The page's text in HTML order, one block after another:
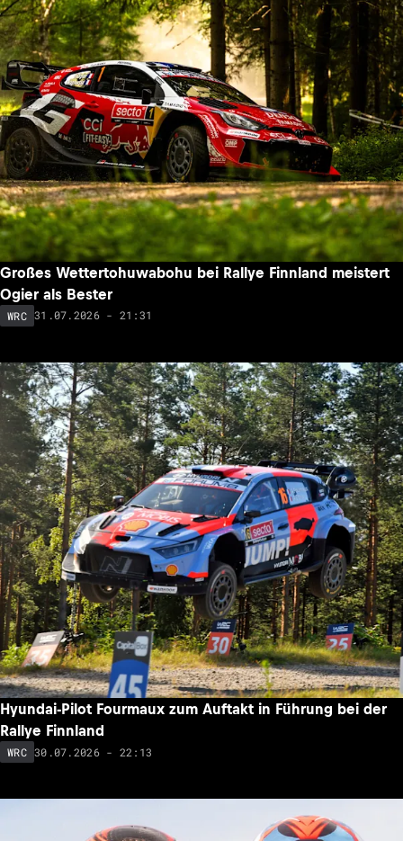
Großes Wettertohuwabohu bei Rallye Finnland meistert
Ogier als Bester
WRC 31.07.2026 - 21:31
Hyundai-Pilot Fourmaux zum Auftakt in Führung bei der
Rallye Finnland
WRC 30.07.2026 - 22:13